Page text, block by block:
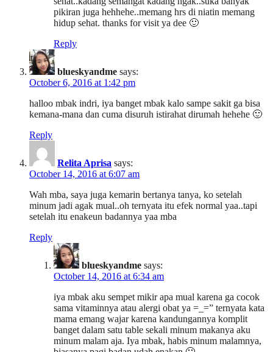
pikiran juga hehhehe..memang hrs di niatin memang
hidup sehat. thanks for visit ya dee 🙂
Reply
blueskyandme says:
October 6, 2016 at 1:42 pm
halloo mbak indri, iya banget mbak kalo sampe sakit ga bisa
kemana-mana dan cuma disuruh istirahat dirumah hehehe 🙂
Reply
Relita Aprisa says:
October 14, 2016 at 6:07 am
Wah mba, saya juga kemarin bertanya tanya, ko setelah
minum jadi agak mual..oh ternyata itu efek normal yaa..tapi
setelah itu enakeun badannya yaa mba
Reply
blueskyandme says:
October 14, 2016 at 6:34 am
iya mbak aku sempet mikir apa mual karena ga cocok
sama vitaminnya atau alergi obat ya =_=” ternyata kata
mama emang wajar karena kandungannya komplit
banget dalam satu table sekali minum makanya aku
minum malam aja. Iya mbak, habis minum malamnya,